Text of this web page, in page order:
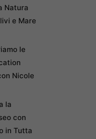
Natura
e Mare
le
Nicole
la
con
in Tutta